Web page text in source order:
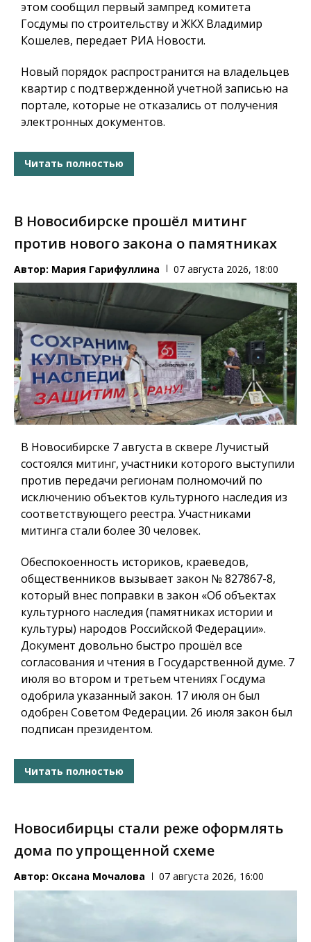
этом сообщил первый зампред комитета
Госдумы по строительству и ЖКХ Владимир
Кошелев, передает РИА Новости.
Новый порядок распространится на владельцев
квартир с подтвержденной учетной записью на
портале, которые не отказались от получения
электронных документов.
Читать полностью
В Новосибирске прошёл митинг
против нового закона о памятниках
Автор: Мария Гарифуллина 07 августа 2026, 18:00
В Новосибирске 7 августа в сквере Лучистый
состоялся митинг, участники которого выступили
против передачи регионам полномочий по
исключению объектов культурного наследия из
соответствующего реестра. Участниками
митинга стали более 30 человек.
Обеспокоенность историков, краеведов,
общественников вызывает закон № 827867-8,
который внес поправки в закон «Об объектах
культурного наследия (памятниках истории и
культуры) народов Российской Федерации».
Документ довольно быстро прошёл все
согласования и чтения в Государственной думе. 7
июля во втором и третьем чтениях Госдума
одобрила указанный закон. 17 июля он был
одобрен Советом Федерации. 26 июля закон был
подписан президентом.
Читать полностью
Новосибирцы стали реже оформлять
дома по упрощенной схеме
Автор: Оксана Мочалова 07 августа 2026, 16:00